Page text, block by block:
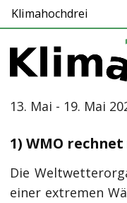
Klimahochdrei
13. Mai - 19. Mai
1) WMO
Die
einer extremen